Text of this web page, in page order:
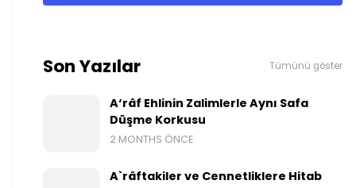
Son Yazılar Tümünü göster
A‘râf Ehlinin Zalimlerle Aynı Safa
Düşme Korkusu
2 MONTHS ÖNCE
A`râftakiler ve Cennetliklere Hitab